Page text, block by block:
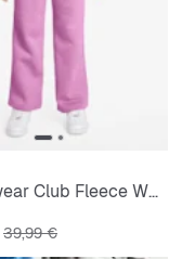
Sportswear Club Fleece Wide-Leg Low Brand Read Pant
Originalpreis
39,99 €